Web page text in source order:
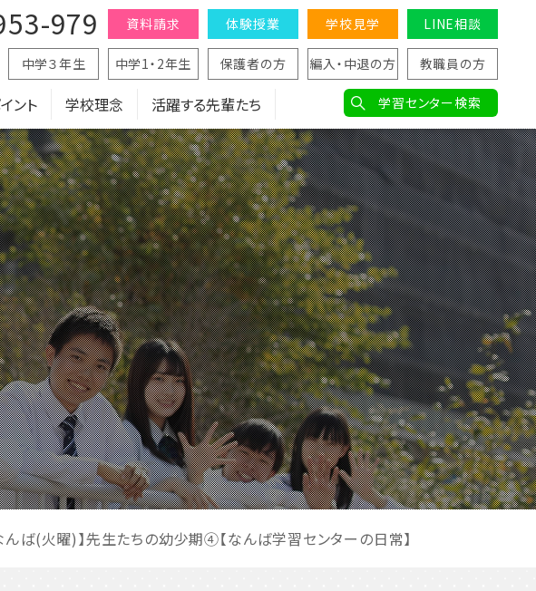
ント 学校理念 活躍する先輩たち
資料請求 体験授業 学校見学 LINE相談
中学３年生 中学1・2年生 保護者の方 編入・中退の方 教職員の方
学習センター検索
979
んば(火曜)】先生たちの幼少期④【なんば学習センターの日常】